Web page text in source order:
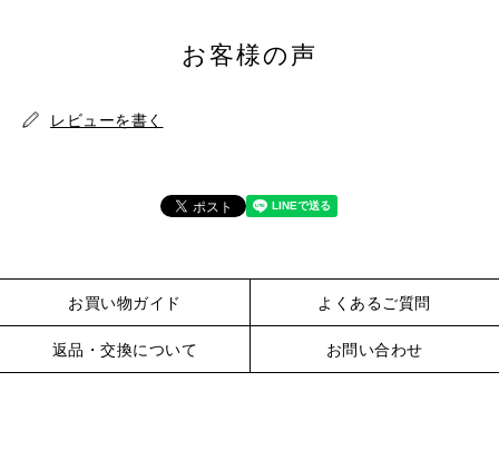
お客様の声
レビューを書く
お買い物ガイド よくあるご質問
返品・交換について お問い合わせ